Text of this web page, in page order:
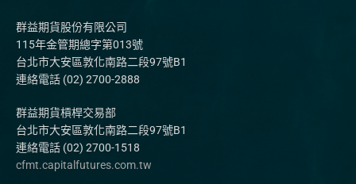
群益期貨股份有限公司
115年金管期總字第013號
台北市大安區敦化南路二段97號B1
連絡電話 (02) 2700-2888
群益期貨槓桿交易部
台北市大安區敦化南路二段97號B1
連絡電話 (02) 2700-1518
cfmt.capitalfutures.com.tw